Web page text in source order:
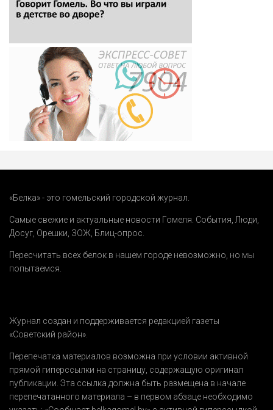
«Белка» - это гомельский городской журнал.
Самые свежие и актуальные новости Гомеля. События Люди
Досуг Орешки ЗОЖ Блиц-опрос
Пересчитать всех белок в нашем городе невозможно, но мы
попытаемся.
Журнал создан и поддерживается редакцией газеты
«Советский район».
Перепечатка материалов возможна при условии активной
прямой гиперссылки на страницу, содержащую оригинал
публикации. Эта ссылка должна быть размещена в начале
перепечатанного материала – в первом абзаце необходимо